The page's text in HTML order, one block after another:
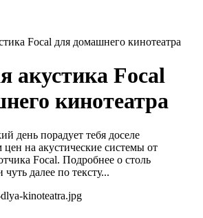
Focal для домашнего кинотеатра
акустика Focal
кинотеатра
день порадует тебя доселе
на акустические системы от
Focal. Подробнее о столь
далее по тексту...